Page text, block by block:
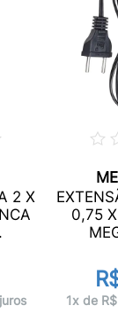
2 X
0,75
1x de